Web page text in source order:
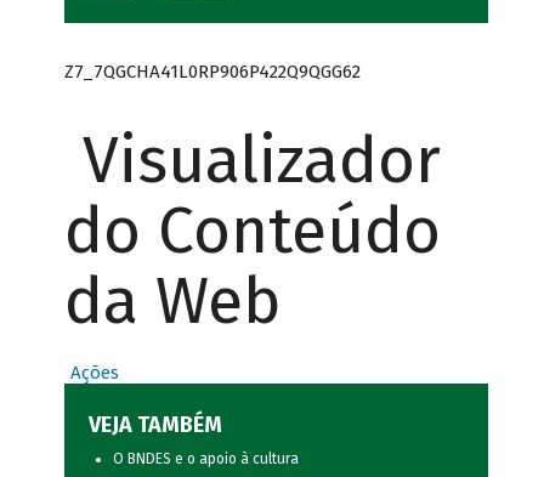
Z7_7QGCHA41L0RP906P422Q9QGG62
Visualizador
do Conteúdo
da Web
Ações
VEJA TAMBÉM
O BNDES e o apoio à cultura